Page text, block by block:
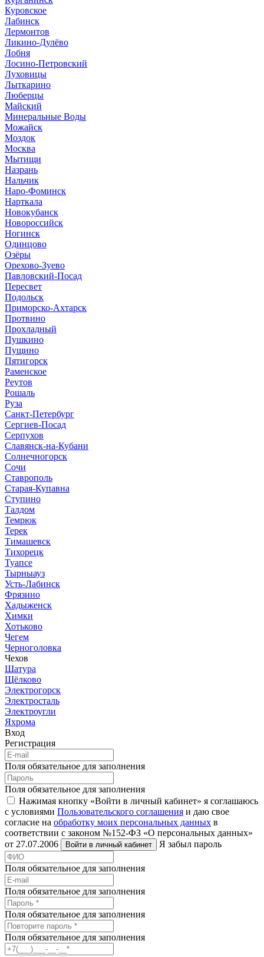
Куровское
Лабинск
Лермонтов
Ликино-Дулёво
Лобня
Лосино-Петровский
Луховицы
Лыткарино
Люберцы
Майский
Минеральные Воды
Можайск
Моздок
Москва
Мытищи
Назрань
Нальчик
Наро-Фоминск
Нарткала
Новокубанск
Новороссийск
Ногинск
Одинцово
Озёры
Орехово-Зуево
Павловский-Посад
Пересвет
Подольск
Приморско-Ахтарск
Протвино
Прохладный
Пушкино
Пущино
Пятигорск
Раменское
Реутов
Рошаль
Руза
Санкт-Петербург
Сергиев-Посад
Серпухов
Славянск-на-Кубани
Солнечногорск
Сочи
Ставрополь
Старая-Купавна
Ступино
Талдом
Темрюк
Терек
Тимашевск
Тихорецк
Туапсе
Тырныауз
Усть-Лабинск
Фрязино
Хадыженск
Химки
Хотьково
Чегем
Черноголовка
Чехов
Шатура
Щёлково
Электрогорск
Электросталь
Электроугли
Яхрома
Вход
Регистрация
Поля обязательное для заполнения
Поля обязательное для заполнения
Нажимая кнопку «Войти в личный кабинет» я соглашаюсь
с условиями Пользовательского соглашения и даю свое
согласие на обработку моих персональных данных в
соответствии с законом №152-ФЗ «О персональных данных»
от 27.07.2006
Войти в личный кабинет Я забыл пароль
Поля обязательное для заполнения
Поля обязательное для заполнения
Поля обязательное для заполнения
Поля обязательное для заполнения